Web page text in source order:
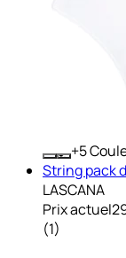
+
String pack
LASCANA
Prix actuel
(1)